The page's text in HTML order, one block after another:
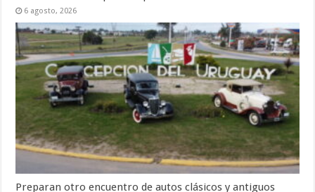
6 agosto, 2026
Preparan otro encuentro de autos clásicos y antiguos